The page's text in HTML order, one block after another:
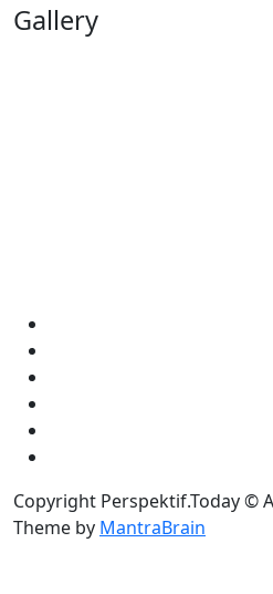
Gallery
Copyright Perspektif.Today ©
Theme by MantraBrain